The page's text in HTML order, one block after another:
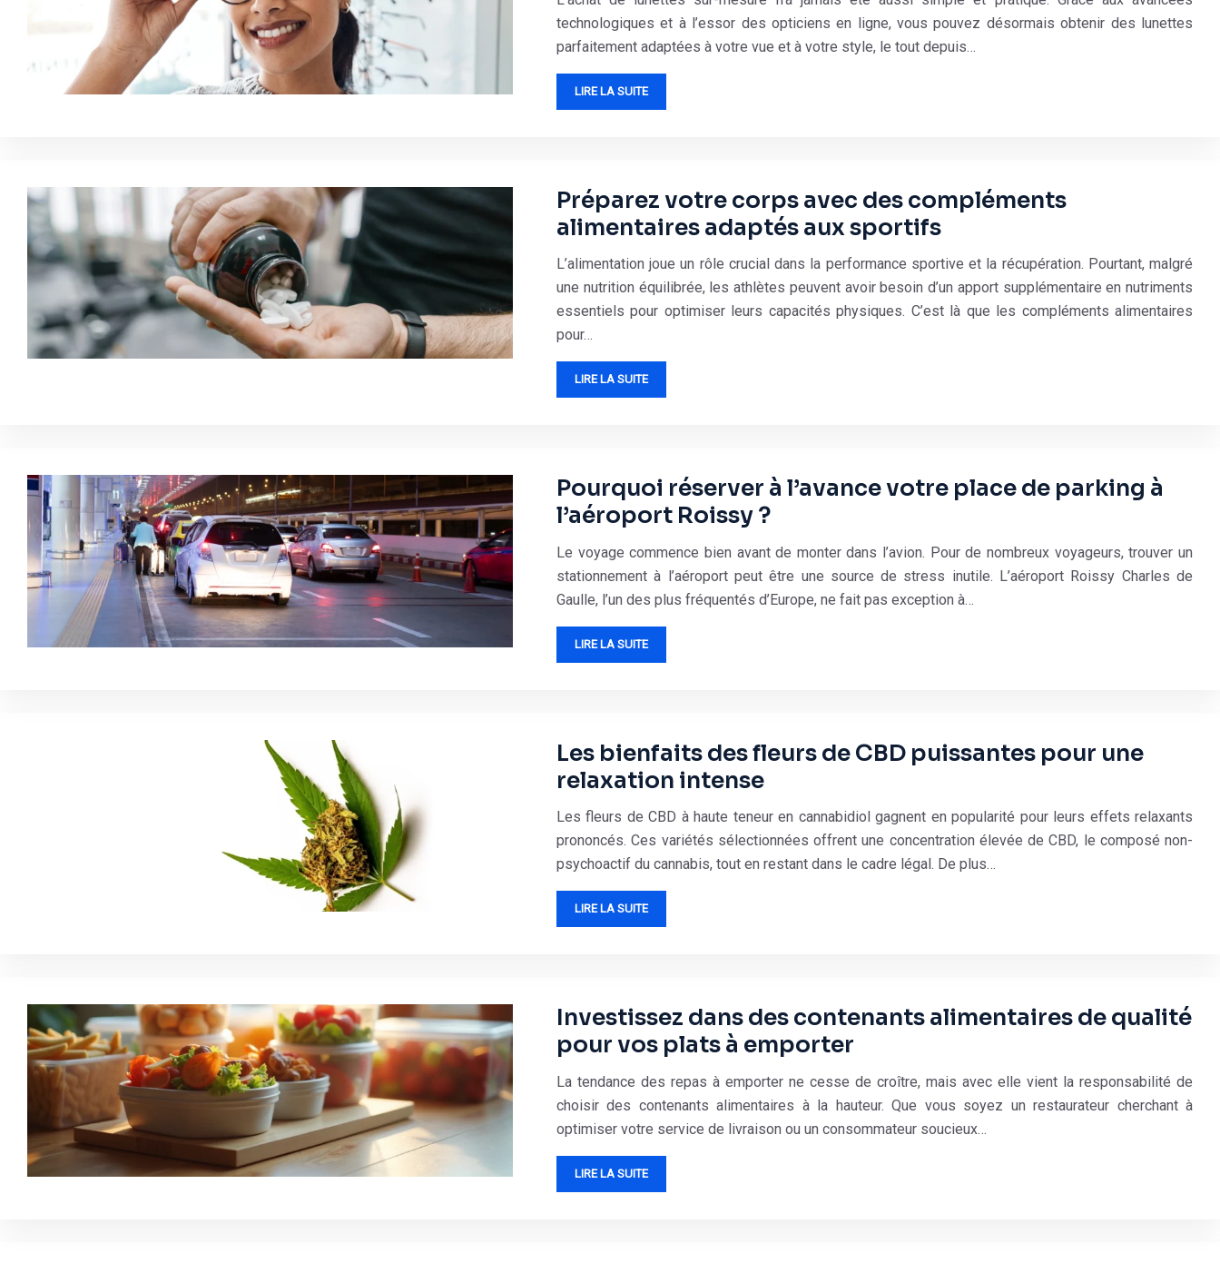
technologiques et à l’essor des opticiens en ligne, vous pouvez désormais obtenir des lunettes
parfaitement adaptées à votre vue et à votre style, le tout depuis…
LIRE LA SUITE
Préparez votre corps avec des compléments
alimentaires adaptés aux sportifs
L’alimentation joue un rôle crucial dans la performance sportive et la récupération. Pourtant, malgré
une nutrition équilibrée, les athlètes peuvent avoir besoin d’un apport supplémentaire en nutriments
essentiels pour optimiser leurs capacités physiques. C’est là que les compléments alimentaires
pour…
LIRE LA SUITE
Pourquoi réserver à l’avance votre place de parking à
l’aéroport Roissy ?
Le voyage commence bien avant de monter dans l’avion. Pour de nombreux voyageurs, trouver un
stationnement à l’aéroport peut être une source de stress inutile. L’aéroport Roissy Charles de
Gaulle, l’un des plus fréquentés d’Europe, ne fait pas exception à…
LIRE LA SUITE
Les bienfaits des fleurs de CBD puissantes pour une
relaxation intense
Les fleurs de CBD à haute teneur en cannabidiol gagnent en popularité pour leurs effets relaxants
prononcés. Ces variétés sélectionnées offrent une concentration élevée de CBD, le composé non-
psychoactif du cannabis, tout en restant dans le cadre légal. De plus…
LIRE LA SUITE
Investissez dans des contenants alimentaires de qualité
pour vos plats à emporter
La tendance des repas à emporter ne cesse de croître, mais avec elle vient la responsabilité de
choisir des contenants alimentaires à la hauteur. Que vous soyez un restaurateur cherchant à
optimiser votre service de livraison ou un consommateur soucieux…
LIRE LA SUITE